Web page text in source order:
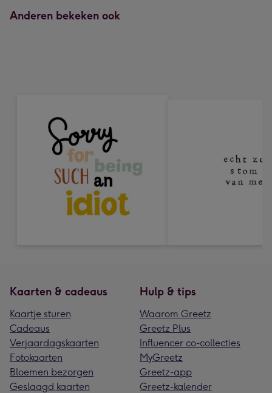
Anderen bekeken ook
Kaarten & cadeaus
Kaartje sturen
Cadeaus
Verjaardagskaarten
Fotokaarten
Bloemen bezorgen
Geslaagd kaarten
Hulp & tips
Waarom Greetz
Greetz Plus
Influencer co-collecties
MyGreetz
Greetz-app
Greetz-kalender